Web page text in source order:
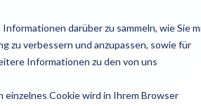
darüber zu sammeln, wie Sie
zu verbessern und anzupassen, sowie für
Informationen zu den von uns
Cookie wird in Ihrem Browser
Über uns